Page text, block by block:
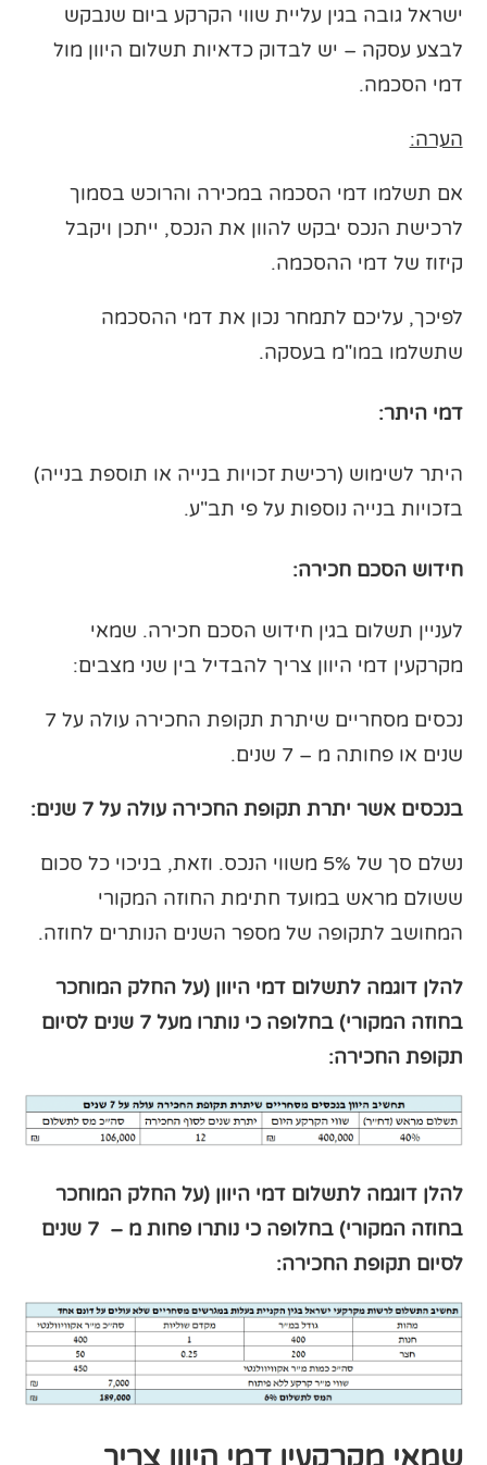
ישראל גובה בגין עליית שווי הקרקע ביום שנבקש
לבצע עסקה – יש לבדוק כדאיות תשלום היוון מול
דמי הסכמה.
הערה:
אם תשלמו דמי הסכמה במכירה והרוכש בסמוך
לרכישת הנכס יבקש להוון את הנכס, ייתכן ויקבל
קיזוז של דמי ההסכמה.
לפיכך, עליכם לתמחר נכון את דמי ההסכמה
שתשלמו במו"מ בעסקה.
דמי היתר:
היתר לשימוש (רכישת זכויות בנייה או תוספת בנייה)
בזכויות בנייה נוספות על פי תב"ע.
חידוש הסכם חכירה:
לעניין תשלום בגין חידוש הסכם חכירה. שמאי
מקרקעין דמי היוון צריך להבדיל בין שני מצבים:
נכסים מסחריים שיתרת תקופת החכירה עולה על 7
שנים או פחותה מ – 7 שנים.
בנכסים אשר יתרת תקופת החכירה עולה על 7 שנים:
נשלם סך של 5% משווי הנכס. וזאת, בניכוי כל סכום
ששולם מראש במועד חתימת החוזה המקורי
המחושב לתקופה של מספר השנים הנותרים לחוזה.
להלן דוגמה לתשלום דמי היוון (על החלק המוחכר
בחוזה המקורי) בחלופה כי נותרו מעל 7 שנים לסיום
תקופת החכירה:
להלן דוגמה לתשלום דמי היוון (על החלק המוחכר
בחוזה המקורי) בחלופה כי נותרו פחות מ – 7 שנים
לסיום תקופת החכירה: